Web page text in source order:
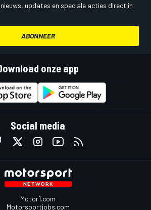
updates en speciale acties direct in
ABONNEER
onze app
Social media
Motor1.com
Motorsportjobs.com